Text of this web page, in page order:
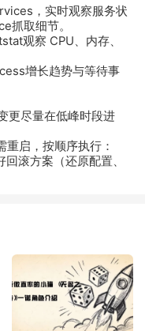
，实时观察服务状
抓取细节。
观察 CPU、内存、
增长趋势与等待事
更尽量在低峰时段进
启，按顺序执行：
滚方案（还原配置、